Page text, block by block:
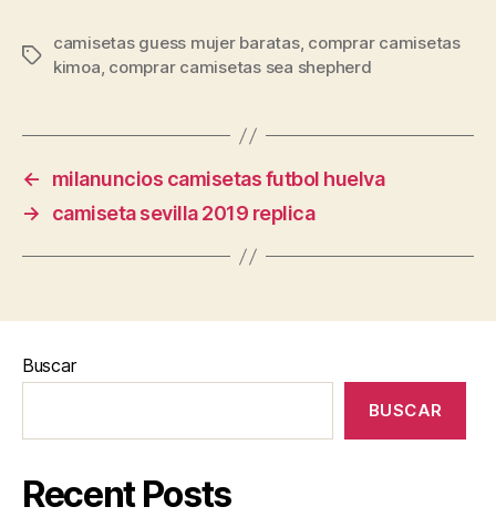
Etiquetas
camisetas guess mujer baratas, comprar camisetas
kimoa, comprar camisetas sea shepherd
←
milanuncios camisetas futbol huelva
→
camiseta sevilla 2019 replica
Buscar
BUSCAR
Recent Posts